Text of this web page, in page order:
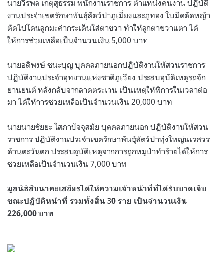
นายวีรพล เกตุสุธรรม พนักงานราชการ ตำแหน่งคนงาน ปฏิบัติ
งานประจำเขตรักษาพันธุ์สัตว์ป่าภูเมี่ยงและภูทอง ใบมีดตัดหญ้า
ตัดไปโดนลูกมะค่ากระเด็นใส่ตาขวา ทำให้ลูกตาขวาแตก ได้
ให้การช่วยเหลือเป็นจำนวนเงิน 5,000 บาท
นายอดิพงษ์ ชนะบุญ บุคคลภายนอกปฏิบัติงานให้ส่วนราชการ
ปฏิบัติงานประจำอุทยานแห่งชาติภูเวียง ประสบอุบัติเหตุรถจัก
ยานยนต์ หลังกลับจากลาดตระเวน เป็นเหตุให้พิการในเวลาต่อ
มา ได้ให้การช่วยเหลือเป็นจำนวนเงิน 20,000 บาท
นายนายชัยยะ โสภาปัจจุสมัย บุคคลภายนอก ปฏิบัติงานให้ส่วน
ราชการ ปฏิบัติงานประจำเขตรักษาพันธุ์สัตว์ป่าทุ่งใหญ่นเรศวร
ด้านตะวันตก ประสบอุบัติเหตุจากการถูกหมูป่าทำร้ายได้ให้การ
ช่วยเหลือเป็นจำนวนเงิน 7,000 บาท
มูลนิธิสืบนาคะเสถียรได้ให้ความเจ้าหน้าที่ที่ได้รับบาดเจ็บ
ขณะปฏิบัติหน้าที่ รวมทั้งสิ้น 30 ราย เป็นจำนวนเงิน
226,000 บาท